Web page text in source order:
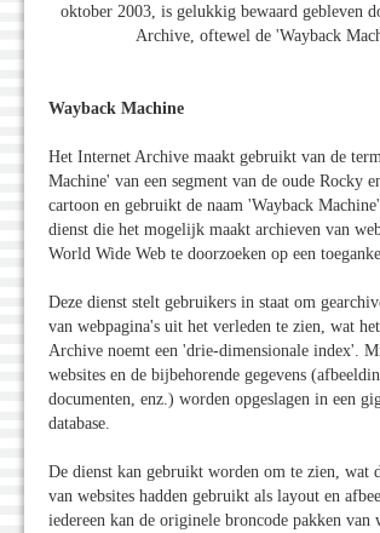
oktober 2003, is gelukkig bewaard gebleven
Archive, oftewel de 'Wayback
Wayback Machine
Het Internet Archive maakt gebruikt van de
Machine' van een segment van de oude Rocky
cartoon en gebruikt de naam 'Wayback
dienst die het mogelijk maakt archieven van
World Wide Web te doorzoeken op een
Deze dienst stelt gebruikers in staat om
van webpagina's uit het verleden te zien, wat
Archive noemt een 'drie-dimensionale index'.
websites en de bijbehorende gegevens
documenten, enz.) worden opgeslagen in een
database.
De dienst kan gebruikt worden om te zien, wat
van websites hadden gebruikt als layout en
iedereen kan de originele broncode pakken van